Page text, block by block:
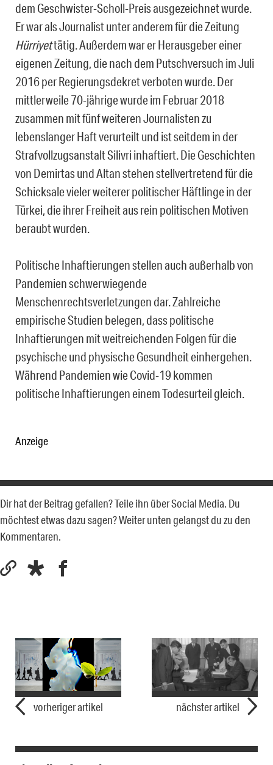
dem Geschwister-Scholl-Preis ausgezeichnet wurde.
Er war als Journalist unter anderem für die Zeitung
Hürriyettätig. Außerdem war er Herausgeber einer
eigenen Zeitung, die nach dem Putschversuch im Juli
2016 per Regierungsdekret verboten wurde. Der
mittlerweile 70-jährige wurde im Februar 2018
zusammen mit fünf weiteren Journalisten zu
lebenslanger Haft verurteilt und ist seitdem in der
Strafvollzugsanstalt Silivri inhaftiert. Die Geschichten
von Demirtas und Altan stehen stellvertretend für die
Schicksale vieler weiterer politischer Häftlinge in der
Türkei, die ihrer Freiheit aus rein politischen Motiven
beraubt wurden.
Politische Inhaftierungen stellen auch außerhalb von
Pandemien schwerwiegende
Menschenrechtsverletzungen dar. Zahlreiche
empirische Studien belegen, dass politische
Inhaftierungen mit weitreichenden Folgen für die
psychische und physische Gesundheit einhergehen.
Während Pandemien wie Covid-19 kommen
politische Inhaftierungen einem Todesurteil gleich.
Anzeige
Dir hat der Beitrag gefallen? Teile ihn über Social Media. Du
möchtest etwas dazu sagen? Weiter unten gelangst du zu den
Kommentaren.
vorheriger artikel nächster artikel